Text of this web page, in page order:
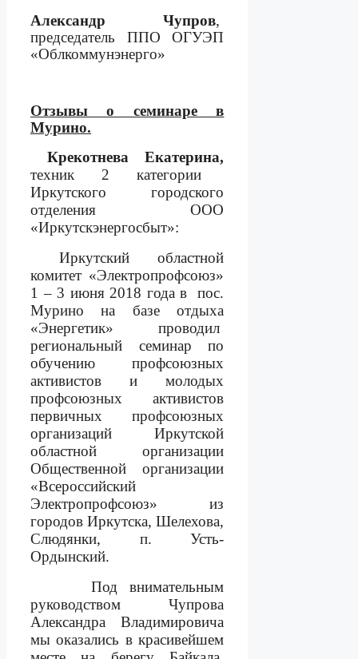
Александр Чупров,
председатель ППО ОГУЭП
«Облкоммунэнерго»
Отзывы о семинаре в
Мурино.
Крекотнева Екатерина,
техник 2 категории
Иркутского городского
отделения ООО
«Иркутскэнергосбыт»:
Иркутский областной
комитет «Электропрофсоюз»
1 – 3 июня 2018 года в
пос.
Мурино на базе отдыха
«Энергетик»
проводил
региональный семинар по
обучению профсоюзных
активистов и молодых
профсоюзных активистов
первичных профсоюзных
организаций Иркутской
областной организации
Общественной организации
«Всероссийский
Электропрофсоюз» из
городов Иркутска, Шелехова,
Слюдянки, п. Усть-
Ордынский.
Под внимательным
руководством Чупрова
Александра Владимировича
мы оказались в красивейшем